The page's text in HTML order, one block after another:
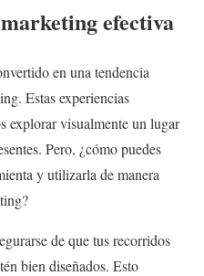
efectiva
en una tendencia
Estas experiencias
explorar visualmente un lugar
Pero, ¿cómo puedes
y utilizarla de manera
de que tus recorridos
bien diseñados. Esto